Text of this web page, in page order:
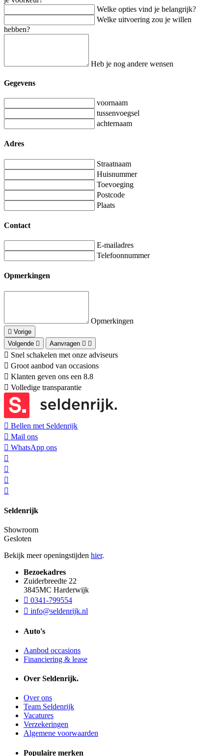
Welke opties vind je belangrijk?
Welke uitvoering zou je willen
hebben?
Heb je nog andere wensen
Gegevens
voornaam
tussenvoegsel
achternaam
Adres
Straatnaam
Huisnummer
Toevoeging
Postcode
Plaats
Contact
E-mailadres
Telefoonnummer
Opmerkingen
Opmerkingen
Vorige
Volgende
Aanvragen
Snel schakelen met onze adviseurs
Groot aanbod van occasions
Klanten geven ons een 8.8
Volledige transparantie
Bellen met Seldenrijk
Mail ons
WhatsApp ons
Seldenrijk
Showroom
Gesloten
Bekijk meer openingstijden hier.
Bezoekadres
Zuiderbreedte 22
3845MC Harderwijk
0341-799554
info@seldenrijk.nl
Auto's
Aanbod occasions
Financiering & lease
Over Seldenrijk.
Over ons
Team Seldenrijk
Vacatures
Verzekeringen
Algemene voorwaarden
Populaire merken